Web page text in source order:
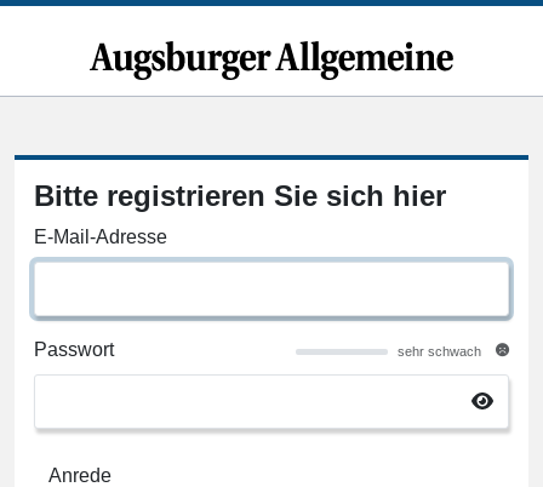
Bitte registrieren Sie sich hier
E-Mail-Adresse
Passwort sehr schwach
Anrede